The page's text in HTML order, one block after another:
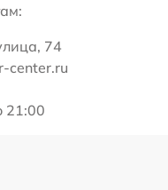
74
center.ru
21:00